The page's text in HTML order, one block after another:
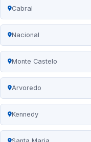
Cabral
Nacional
Monte Castelo
Arvoredo
Kennedy